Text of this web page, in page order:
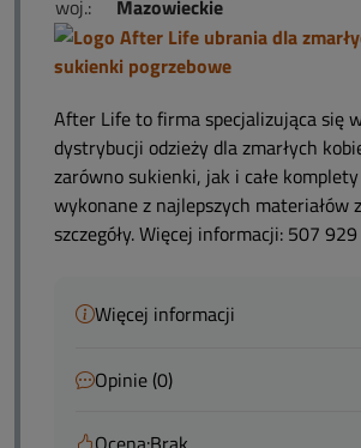
woj.:
Mazowieckie
After Life to firma specjalizująca się
dystrybucji odzieży dla zmarłych
zarówno sukienki, jak i całe
wykonane z najlepszych materiałów
szczegóły. Więcej informacji: 507
Więcej informacji
Opinie (0)